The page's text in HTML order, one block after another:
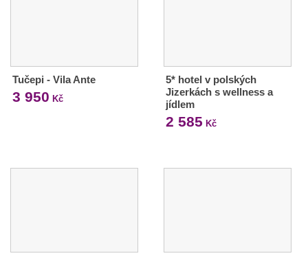
Tučepi - Vila Ante
3 950 Kč
5* hotel v polských
Jizerkách s wellness a
jídlem
2 585 Kč